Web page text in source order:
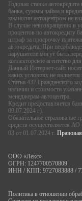
Годовая ставка
банка, суммы займа и
комиссии автоцентром не
В случае невозвращения в
процентов по автокредиту
штраф за просрочку
автокредита. При
нарушителе могут быть
коллекторское агентство
Данный Интернет-сайт
каких условиях не
Статьи 437 Гражданского
наличии и стоимости
менеджерам автоцентра.
Кредит предоставляется
09.07.2024 г).
Обязательное страхование
средств осуществляется
03 от 01.07.2024 г.
ООО «Лекс»
ОГРН: 1247700570809
ИНН / КПП: 9727083888 /
Политика в отношении